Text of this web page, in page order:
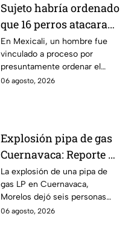
Sujeto habría ordenado
que 16 perros atacaran
a su hermana con
discapacidad en
Mexicali, BC
En Mexicali, un hombre fue
vinculado a proceso por
presuntamente ordenar el
ataque de 16 perros contra su
06 agosto, 2026
Explosión pipa de gas
Cuernavaca: Reporte de
víctimas tras estallido
en Morelos
La explosión de una pipa de
gas LP en Cuernavaca,
Morelos dejó seis personas
hospitalizadas. IMSS informó
06 agosto, 2026